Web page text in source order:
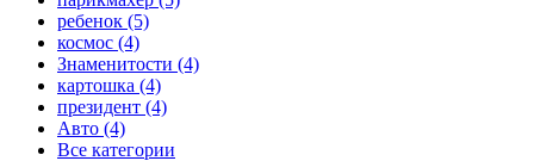
ребенок (5)
космос (4)
Знаменитости (4)
картошка (4)
президент (4)
Авто (4)
Все категории